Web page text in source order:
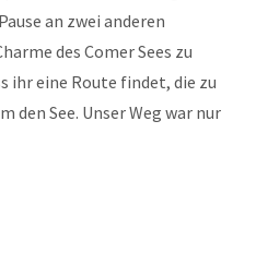
an zwei anderen
des Comer Sees zu
ihr eine Route findet, die zu
den See. Unser Weg war nur